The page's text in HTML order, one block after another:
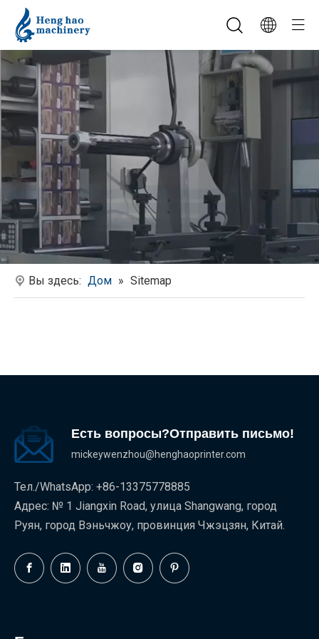
Вы здесь: Дом » Sitemap
Есть вопросы?Отправить письмо!
mickeywenzhou@henghaoprinter.com
Тел./WhatsApp: +86-13375778885
Адрес: № 1 Jiangxin Road, улица Shangwang, город
Руян, город Вэньчжоу, провинция Чжэцзян, Китай.